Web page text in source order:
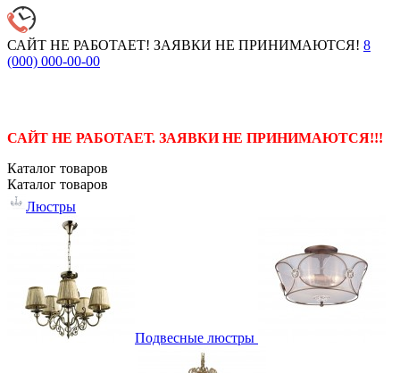
САЙТ НЕ РАБОТАЕТ! ЗАЯВКИ НЕ ПРИНИМАЮТСЯ! 8
(000) 000-00-00
САЙТ НЕ РАБОТАЕТ. ЗАЯВКИ НЕ ПРИНИМАЮТСЯ!!!
Каталог товаров
Каталог товаров
Люстры
Подвесные люстры